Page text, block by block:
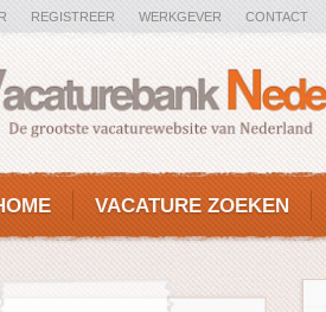
REGISTREER WERKGEVER CONTACT
VACATURE ZOEKEN